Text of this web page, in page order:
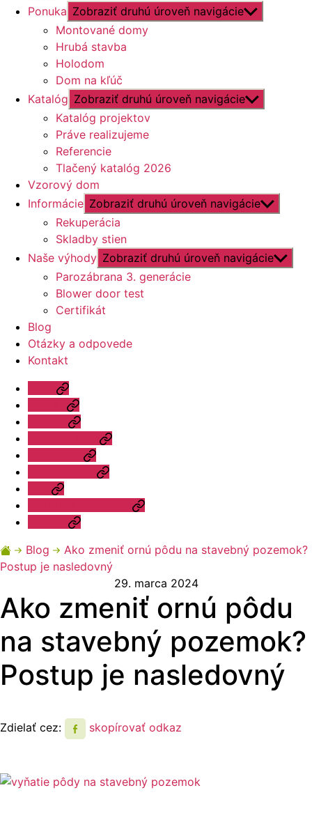
Ponuka Zobraziť druhú úroveň navigácie
Montované domy
Hrubá stavba
Holodom
Dom na kľúč
Katalóg Zobraziť druhú úroveň navigácie
Katalóg projektov
Práve realizujeme
Referencie
Tlačený katalóg 2026
Vzorový dom
Informácie Zobraziť druhú úroveň navigácie
Rekuperácia
Skladby stien
Naše výhody Zobraziť druhú úroveň navigácie
Parozábrana 3. generácie
Blower door test
Certifikát
Blog
Otázky a odpovede
Kontakt
Blog
Ako zmeniť ornú pôdu na stavebný pozemok?
Postup je nasledovný
29. marca 2024
Ako zmeniť ornú pôdu
na stavebný pozemok?
Postup je nasledovný
Zdielať cez: skopírovať odkaz